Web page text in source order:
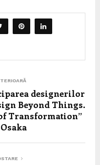
designerilor
Beyond Things.
Transformation”